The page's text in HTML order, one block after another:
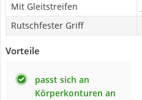
Mit Gleitstreifen
Rutschfester Griff
Vorteile
passt sich an
Körperkonturen an